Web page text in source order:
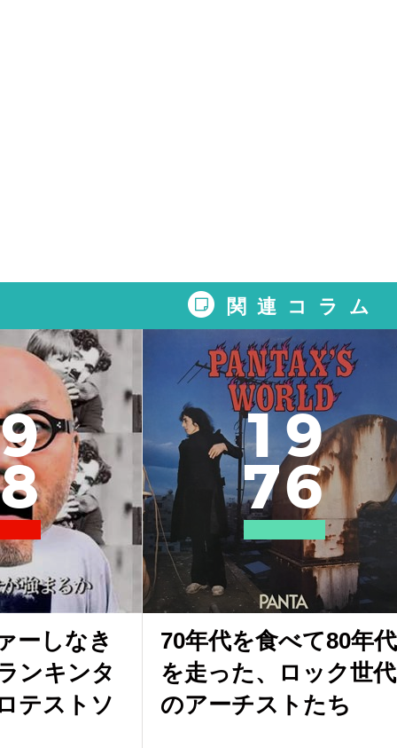
関連コラム
9
8
ーしなき
ンキンタ
テストソ
1 9
76
70年代を食べて80年代
を走った、ロック世代
のアーチストたち